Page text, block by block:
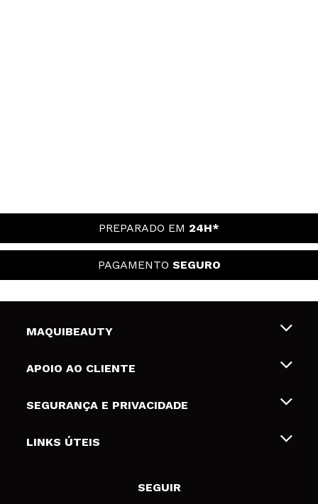
PREPARADO EM 24H*
PAGAMENTO SEGURO
MAQUIBEAUTY
Sobre nós
Gift Cards
APOIO AO CLIENTE
Envios e Devoluções
Formas de pagamento
SEGURANÇA E PRIVACIDADE
Termos e Privacidade
LINKS ÚTEIS
SEGUIR